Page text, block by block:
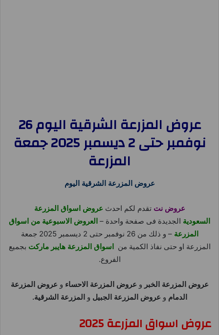
عروض المزرعة الشرقية اليوم 26
نوفمبر حتى 2 ديسمبر 2025 جمعة
المزرعة
عروض المزرعة الشرقية اليوم
عروض نت تقدم لكم احدث عروض اسواق المزرعة
السعودية الجديدة فى صفحة واحدة – العروض الاسبوعية من اسواق
المزرعة
– و ذلك من 26 نوفمبر حتى 2 ديسمبر 2025 جمعة
المزرعة او حتى نفاذ الكمية مناسواق المزرعة هايبر ماركت بجميع
الفروع.
عروض المزرعة الخبر و عروض المزرعة الاحساء و عروض المزرعة
الدمام و عروض المزرعة الجبيل والمزرعة الشرقية.
عروض اسواق المزرعة 2025